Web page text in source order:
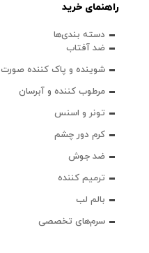
راهنمای خرید
دسته بندی‌ها
ضد آفتاب
شوینده و پاک‌ کننده صورت
مرطوب کننده و آبرسان
تونر و اسنس
کرم دور چشم
ضد جوش
ترمیم کننده
بالم لب
سرم‌های تخصصی